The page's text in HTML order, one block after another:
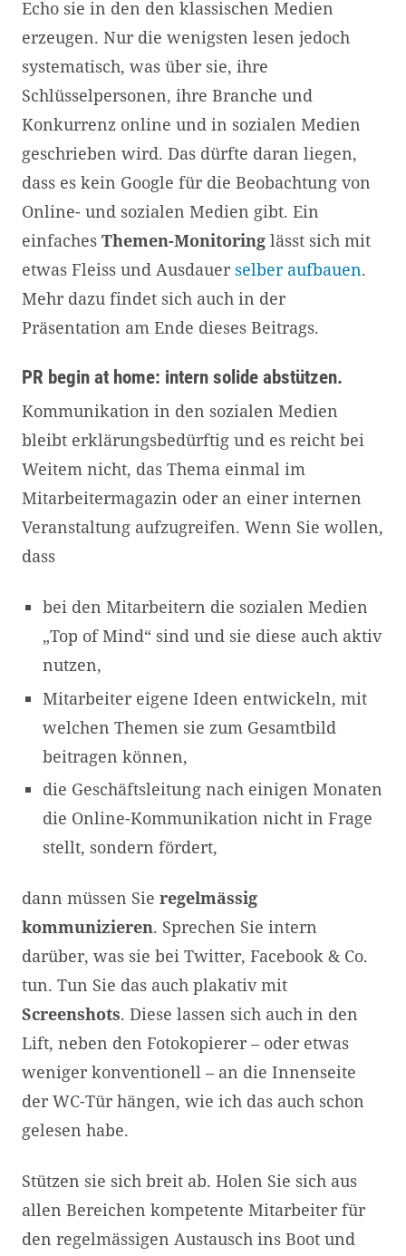
Echo sie in den den klassischen Medien
erzeugen. Nur die wenigsten lesen jedoch
systematisch, was über sie, ihre
Schlüsselpersonen, ihre Branche und
Konkurrenz online und in sozialen Medien
geschrieben wird. Das dürfte daran liegen,
dass es kein Google für die Beobachtung von
Online- und sozialen Medien gibt. Ein
einfaches Themen-Monitoring lässt sich mit
etwas Fleiss und Ausdauerselber aufbauen.
Mehr dazu findet sich auch in der
Präsentation am Ende dieses Beitrags.
PR begin at home: intern solide abstützen.
Kommunikation in den sozialen Medien
bleibt erklärungsbedürftig und es reicht bei
Weitem nicht, das Thema einmal im
Mitarbeitermagazin oder an einer internen
Veranstaltung aufzugreifen. Wenn Sie wollen,
dass
bei den Mitarbeitern die sozialen Medien
„Top of Mind“ sind und sie diese auch aktiv
nutzen,
Mitarbeiter eigene Ideen entwickeln, mit
welchen Themen sie zum Gesamtbild
beitragen können,
die Geschäftsleitung nach einigen Monaten
die Online-Kommunikation nicht in Frage
stellt, sondern fördert,
dann müssen Sie regelmässig
kommunizieren. Sprechen Sie intern
darüber, was sie bei Twitter, Facebook & Co.
tun. Tun Sie das auch plakativ mit
Screenshots. Diese lassen sich auch in den
Lift, neben den Fotokopierer – oder etwas
weniger konventionell – an die Innenseite
der WC-Tür hängen, wie ich das auch schon
gelesen habe.
Stützen sie sich breit ab. Holen Sie sich aus
allen Bereichen kompetente Mitarbeiter für
den regelmässigen Austausch ins Boot und